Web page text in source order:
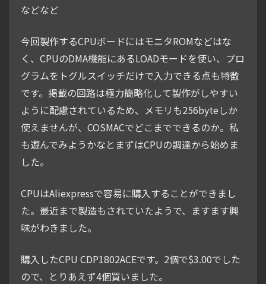
などなど
今回製作するCPUボードにはモニタROMなどはな
く、CPUのDMA機能にあるLOADモードを使い、プロ
グラムをトグルスイッチだけで入力できる点も特徴
です。掲載の回路は極力簡略化して製作がしやすい
ように配慮されているため、メモリも256byteしか
使えませんが、COSMACでどこまでできるのか。私
も遊んでみようかなとまずはCPUの調達から始めま
した。
CPUはAliexpressで容易に購入することができまし
た。最近まで製造もされていたようで、ますます興
味がわきました。
購入したCPU CDP1802ACEです。2個で$3.00でした
ので、とりあえず4個買いました。